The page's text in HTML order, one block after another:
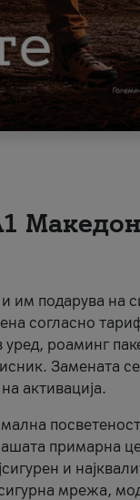
им подарува на
согласно
уред, роаминг
Замената
активација.
примарна
и
мрежа,